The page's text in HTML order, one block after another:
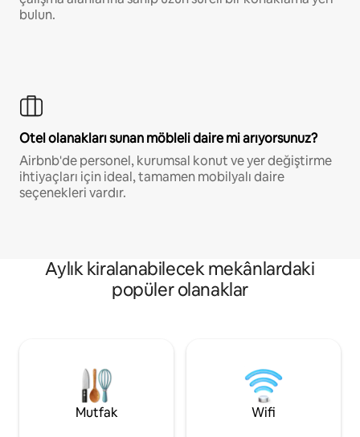
bulun.
Otel olanakları sunan möbleli daire mi arıyorsunuz?
Airbnb'de personel, kurumsal konut ve yer değiştirme
ihtiyaçları için ideal, tamamen mobilyalı daire
seçenekleri vardır.
Aylık kiralanabilecek mekânlardaki
popüler olanaklar
Mutfak Wifi